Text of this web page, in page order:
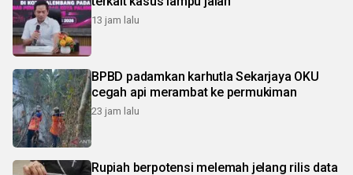
13 jam lalu
BPBD padamkan karhutla Sekarjaya OKU
cegah api merambat ke permukiman
23 jam lalu
Rupiah berpotensi melemah jelang rilis data